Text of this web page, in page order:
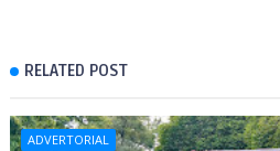
RELATED POST
ADVERTORIAL